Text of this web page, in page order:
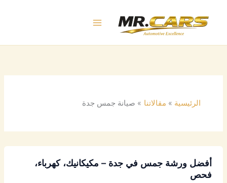
المحتوى
الرئيسية مقالاتنا صيانة جمس جدة
أفضل ورشة جمس في جدة – مكيكانيك، كهرباء،
فحص